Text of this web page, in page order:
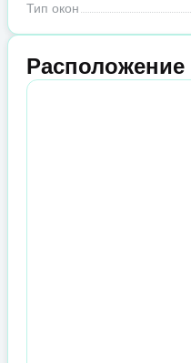
Тип окон
Расположение